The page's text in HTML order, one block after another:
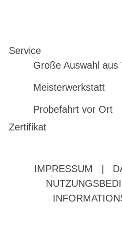
Service
Große Auswahl aus
Meisterwerkstatt
Probefahrt vor Ort
Zertifikat
IMPRESSUM